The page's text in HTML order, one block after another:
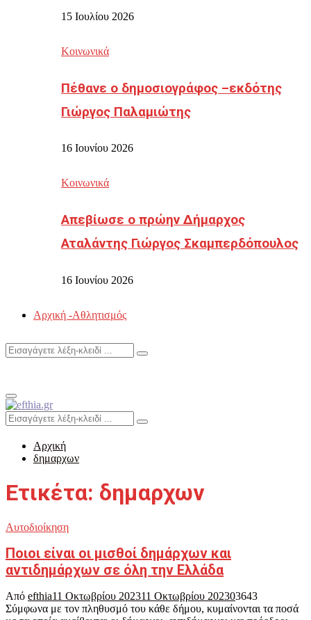
15 Ιουλίου 2026
Κοινωνικά
Πέθανε ο δημοσιογράφος –εκδότης
Γιώργος Παλαμιώτης
16 Ιουνίου 2026
Κοινωνικά
Απεβίωσε ο πρώην Δήμαρχος
Αταλάντης Γιώργος Σκαμπερδόπουλος
16 Ιουνίου 2026
Αρχική -Αθλητισμός
Search
Search
Primary
Menu
Search
for:
Search
Αρχική
δημαρχων
Ετικέτα: δημαρχων
Αυτοδιοίκηση
Ποιοι είναι οι μισθοί δημάρχων και
αντιδημάρχων σε όλη την Ελλάδα
Από efthia11 Οκτωβρίου 202311 Οκτωβρίου 202303643
Σύμφωνα με τον πληθυσμό του κάθε δήμου, κυμαίνονται τα ποσά